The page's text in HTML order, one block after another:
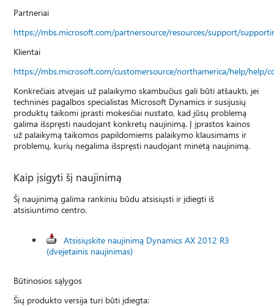
Partneriai
https://mbs.microsoft.com/partnersource/resources/support/
Klientai
https://mbs.microsoft.com/customersource/northamerica/help/help/
Konkrečiais atvejais už palaikymo skambučius gali būti atšaukti, jei
techninės pagalbos specialistas Microsoft Dynamics ir susijusių
produktų taikomi įprasti mokesčiai nustato, kad jūsų problemą
galima išspręsti naudojant konkretų naujinimą. Į įprastos kainos
už palaikymą taikomos papildomiems palaikymo klausimams ir
problemų, kurių negalima išspręsti naudojant minėtą naujinimą.
Kaip įsigyti šį naujinimą
Šį naujinimą galima rankiniu būdu atsisiųsti ir įdiegti iš
atsisiuntimo centro.
Atsisiųskite naujinimą Dynamics AX 2012 R3
(dvejetainis naujinimas)
Būtinosios sąlygos
Šių produkto versija turi būti įdiegta: